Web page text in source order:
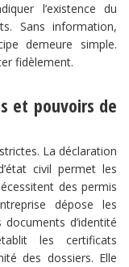
l’existence du
Sans information,
demeure simple.
fidèlement.
et pouvoirs de
La déclaration
civil permet les
des permis
dépose les
d’identité
les certificats
des dossiers. Elle